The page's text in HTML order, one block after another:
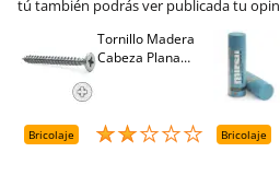
tú también podrás ver publicada tu
Tornillo Madera
Cabeza Plana
Bricolaje Bricolaje